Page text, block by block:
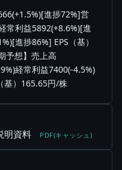
進捗72%]営
常利益5892(+8.6%)[進
進捗86%] EPS（基）
予想】売上高
経常利益7400(-4.5%)
基）165.65円/株
明資料 PDF(キャッシュ)